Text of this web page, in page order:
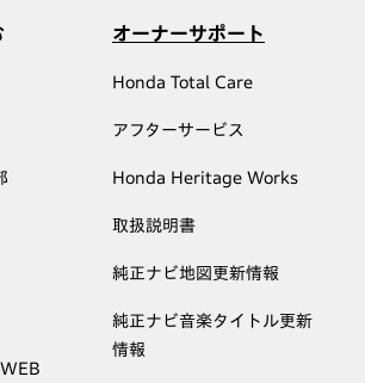
オーナーサポート
Honda Total Care
アフターサービス
Honda Heritage Works
取扱説明書
純正ナビ地図更新情報
純正ナビ音楽タイトル更新
情報